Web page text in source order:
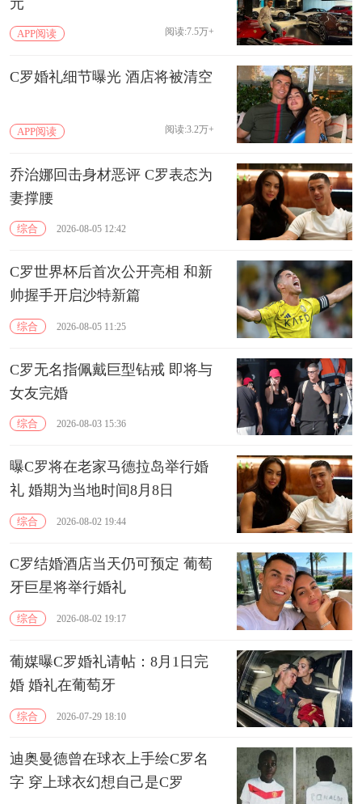
APP阅读 阅读:7.5万+
C罗婚礼细节曝光 酒店将被清空
APP阅读 阅读:3.2万+
乔治娜回击身材恶评 C罗表态为
妻撑腰
综合 2026-08-05 12:42
C罗世界杯后首次公开亮相 和新
帅握手开启沙特新篇
综合 2026-08-05 11:25
C罗无名指佩戴巨型钻戒 即将与
女友完婚
综合 2026-08-03 15:36
曝C罗将在老家马德拉岛举行婚
礼 婚期为当地时间8月8日
综合 2026-08-02 19:44
C罗结婚酒店当天仍可预定 葡萄
牙巨星将举行婚礼
综合 2026-08-02 19:17
葡媒曝C罗婚礼请帖：8月1日完
婚 婚礼在葡萄牙
综合 2026-07-29 18:10
迪奥曼德曾在球衣上手绘C罗名
字 穿上球衣幻想自己是C罗